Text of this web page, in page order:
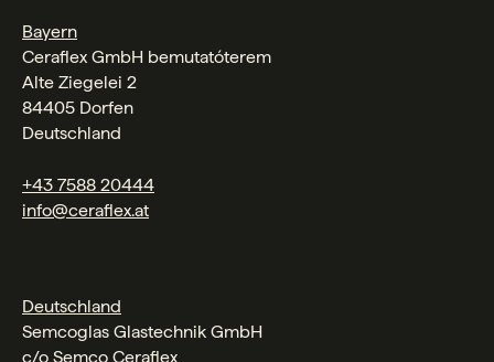
Bayern
Ceraflex GmbH bemutatóterem
Alte Ziegelei 2
84405 Dorfen
Deutschland
+43 7588 20444
info@ceraflex.at
Deutschland
Semcoglas Glastechnik GmbH
c/o Semco Ceraflex